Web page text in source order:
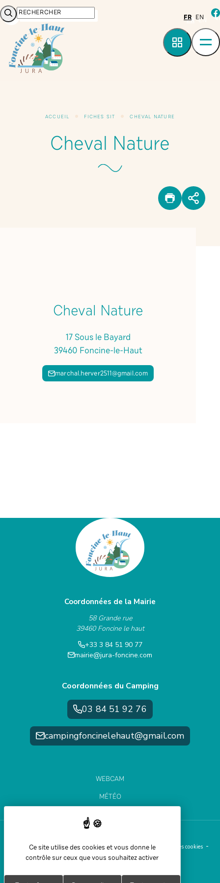
Rechercher FR EN
ACCUEIL FICHES SIT CHEVAL NATURE
Cheval Nature
Cheval Nature
17 Sous le Bayard
39460 Foncine-le-Haut
marchal.herver2511@gmail.com
Coordonnées de la Mairie
58 Grande rue
39460 Foncine le haut
+33 3 84 51 90 77
mairie@jura-foncine.com
Coordonnées du Camping
03 84 51 92 76
campingfoncinelehaut@gmail.com
WEBCAM
MÉTÉO
Aide et accessibilité Plan du site Mentions légales
Gestion des cookies
Politique de confidentialité
Panneau de gestion des cookies
Ce site utilise des cookies et vous donne le
contrôle sur ceux que vous souhaitez activer